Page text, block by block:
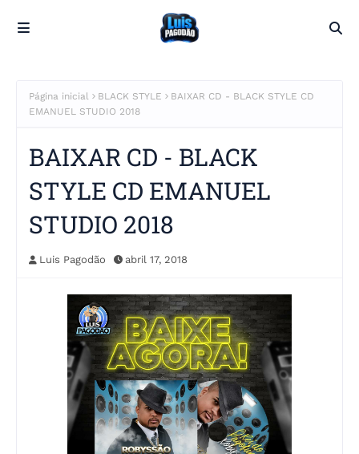
Página inicial BLACK STYLE
BAIXAR CD - BLACK STYLE CD
EMANUEL STUDIO 2018
BAIXAR CD - BLACK
STYLE CD EMANUEL
STUDIO 2018
Luis Pagodão abril 17, 2018